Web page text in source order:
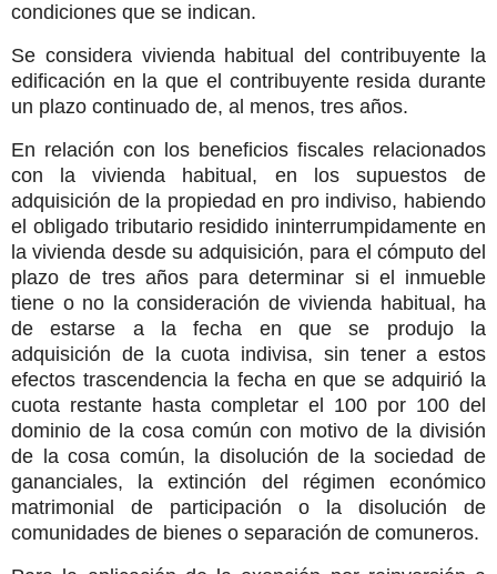
condiciones que se indican.
Se considera vivienda habitual del contribuyente la
edificación en la que el contribuyente resida durante
un plazo continuado de, al menos, tres años.
En relación con los beneficios fiscales relacionados
con la vivienda habitual, en los supuestos de
adquisición de la propiedad en pro indiviso, habiendo
el obligado tributario residido ininterrumpidamente en
la vivienda desde su adquisición, para el cómputo del
plazo de tres años para determinar si el inmueble
tiene o no la consideración de vivienda habitual, ha
de estarse a la fecha en que se produjo la
adquisición de la cuota indivisa, sin tener a estos
efectos trascendencia la fecha en que se adquirió la
cuota restante hasta completar el 100 por 100 del
dominio de la cosa común con motivo de la división
de la cosa común, la disolución de la sociedad de
gananciales, la extinción del régimen económico
matrimonial de participación o la disolución de
comunidades de bienes o separación de comuneros.